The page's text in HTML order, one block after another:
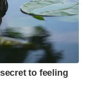
to feeling